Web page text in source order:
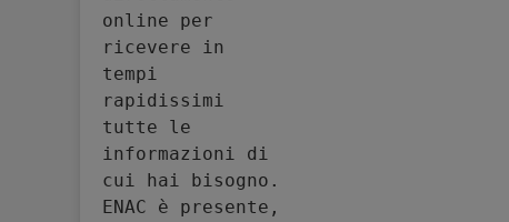
online per
ricevere in
tempi
rapidissimi
tutte le
informazioni di
cui hai bisogno.
ENAC è presente,